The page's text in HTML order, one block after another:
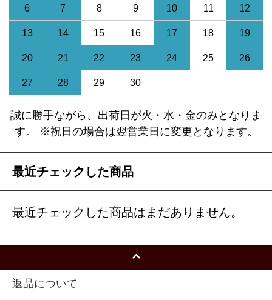
6 7 8 9 10 11 12
13 14 15 16 17 18 19
20 21 22 23 24 25 26
27 28 29 30
誠に勝手ながら、出荷日が火・水・金のみとなりま
す。 ※祝日の場合は翌営業日に変更となります。
最近チェックした商品
最近チェックした商品はまだありません。
返品について